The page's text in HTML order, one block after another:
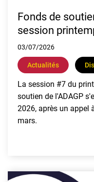
Fonds de
session
03/07/2026
Actualités
La session #7 du
soutien de l'ADAGP
2026, après un appel
mars.